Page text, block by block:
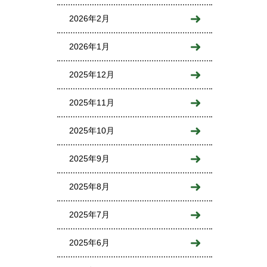
2026年2月
2026年1月
2025年12月
2025年11月
2025年10月
2025年9月
2025年8月
2025年7月
2025年6月